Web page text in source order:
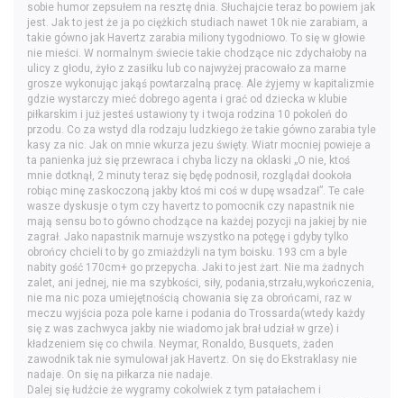
sobie humor zepsułem na resztę dnia. Słuchajcie teraz bo powiem jak
jest. Jak to jest że ja po ciężkich studiach nawet 10k nie zarabiam, a
takie gówno jak Havertz zarabia miliony tygodniowo. To się w głowie
nie mieści. W normalnym świecie takie chodzące nic zdychałoby na
ulicy z głodu, żyło z zasiłku lub co najwyżej pracowało za marne
grosze wykonując jakąś powtarzalną pracę. Ale żyjemy w kapitalizmie
gdzie wystarczy mieć dobrego agenta i grać od dziecka w klubie
piłkarskim i już jesteś ustawiony ty i twoja rodzina 10 pokoleń do
przodu. Co za wstyd dla rodzaju ludzkiego że takie gówno zarabia tyle
kasy za nic. Jak on mnie wkurza jezu święty. Wiatr mocniej powieje a
ta panienka już się przewraca i chyba liczy na oklaski „O nie, ktoś
mnie dotknął, 2 minuty teraz się będę podnosił, rozglądał dookoła
robiąc minę zaskoczoną jakby ktoś mi coś w dupę wsadzał”. Te całe
wasze dyskusje o tym czy havertz to pomocnik czy napastnik nie
mają sensu bo to gówno chodzące na każdej pozycji na jakiej by nie
zagrał. Jako napastnik marnuje wszystko na potęgę i gdyby tylko
obrońcy chcieli to by go zmiażdżyli na tym boisku. 193 cm a byle
nabity gość 170cm+ go przepycha. Jaki to jest żart. Nie ma żadnych
zalet, ani jednej, nie ma szybkości, siły, podania,strzału,wykończenia,
nie ma nic poza umiejętnością chowania się za obrońcami, raz w
meczu wyjścia poza pole karne i podania do Trossarda(wtedy każdy
się z was zachwyca jakby nie wiadomo jak brał udział w grze) i
kładzeniem się co chwila. Neymar, Ronaldo, Busquets, żaden
zawodnik tak nie symulował jak Havertz. On się do Ekstraklasy nie
nadaje. On się na piłkarza nie nadaje.
Dalej się łudźcie że wygramy cokolwiek z tym patałachem i